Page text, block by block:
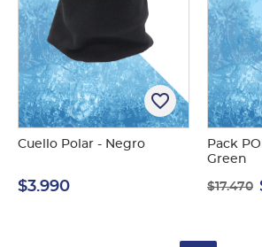
favorite_border
Cuello Polar - Negro
$3.990
Pack
Green
$17.470